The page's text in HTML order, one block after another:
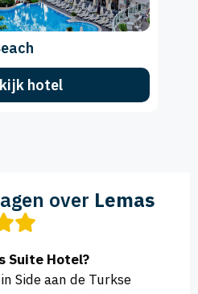
hotel
over Lemas
Suite Hotel?
Side aan de Turkse